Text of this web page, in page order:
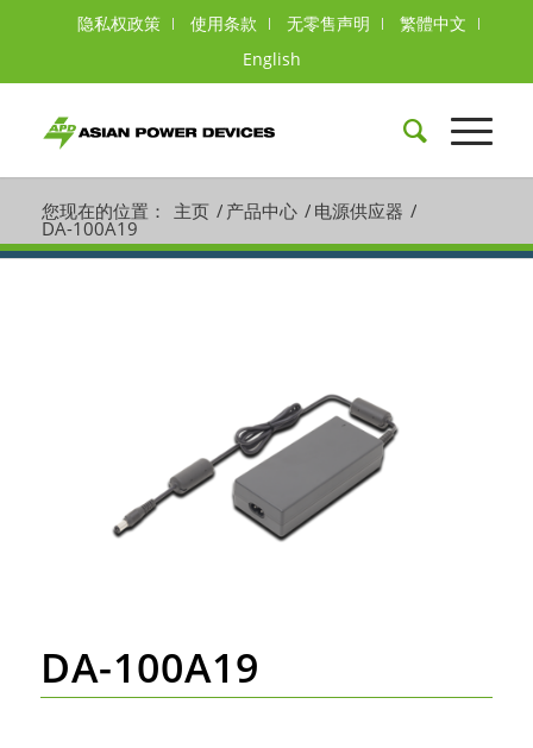
隐私权政策 使用条款 无零售声明
繁體中文
English
您现在的位置： 主页 / 产品中心 / 电源供应器 /
DA-100A19
DA-100A19